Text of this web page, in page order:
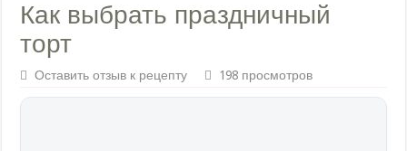
Как выбрать праздничный
торт
Оставить отзыв к рецепту 198 просмотров